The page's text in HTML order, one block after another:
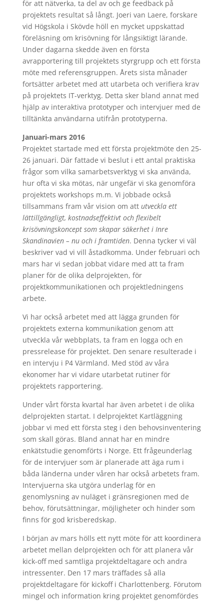
för att nätverka, ta del av och ge feedback på
projektets resultat så långt. Joeri van Laere, forskare
vid Högskola i Skövde höll en mycket uppskattad
föreläsning om krisövning för långsiktigt lärande.
Under dagarna skedde även en första
avrapportering till projektets styrgrupp och ett första
möte med referensgruppen. Årets sista månader
fortsätter arbetet med att utarbeta och verifiera krav
på projektets IT-verktyg. Detta sker bland annat med
hjälp av interaktiva prototyper och intervjuer med de
tilltänkta användarna utifrån prototyperna.
Januari-mars 2016
Projektet startade med ett första projektmöte den 25-
26 januari. Där fattade vi beslut i ett antal praktiska
frågor som vilka samarbetsverktyg vi ska använda,
hur ofta vi ska mötas, när ungefär vi ska genomföra
projektets workshops m.m. Vi jobbade också
tillsammans fram vår vision om att utveckla ett
lättillgängligt, kostnadseffektivt och flexibelt
krisövningskoncept som skapar säkerhet i Inre
Skandinavien – nu och i framtiden. Denna tycker vi väl
beskriver vad vi vill åstadkomma. Under februari och
mars har vi sedan jobbat vidare med att ta fram
planer för de olika delprojekten, för
projektkommunikationen och projektledningens
arbete.
Vi har också arbetet med att lägga grunden för
projektets externa kommunikation genom att
utveckla vår webbplats, ta fram en logga och en
pressrelease för projektet. Den senare resulterade i
en intervju i P4 Värmland. Med stöd av våra
ekonomer har vi vidare utarbetat rutiner för
projektets rapportering.
Under vårt första kvartal har även arbetet i de olika
delprojekten startat. I delprojektet Kartläggning
jobbar vi med ett första steg i den behovsinventering
som skall göras. Bland annat har en mindre
enkätstudie genomförts i Norge. Ett frågeunderlag
för de intervjuer som är planerade att äga rum i
båda länderna under våren har också arbetets fram.
Intervjuerna ska utgöra underlag för en
genomlysning av nuläget i gränsregionen med de
behov, förutsättningar, möjligheter och hinder som
finns för god krisberedskap.
I början av mars hölls ett nytt möte för att koordinera
arbetet mellan delprojekten och för att planera vår
kick-off med samtliga projektdeltagare och andra
intressenter. Den 17 mars träffades så alla
projektdeltagare för kickoff i Charlottenberg. Förutom
mingel och information kring projektet genomfördes